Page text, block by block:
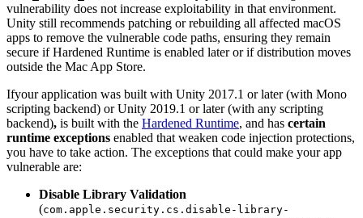
vulnerability does not increase exploitability in that environment.
Unity still recommends patching or rebuilding all affected macOS
apps to remove the vulnerable code paths, ensuring they remain
secure if Hardened Runtime is enabled later or if distribution moves
outside the Mac App Store.
Ifyour application was built with Unity 2017.1 or later (with Mono
scripting backend) or Unity 2019.1 or later (with any scripting
backend), is built with the Hardened Runtime, and has certain
runtime exceptions enabled that weaken code injection protections,
you have to take action. The exceptions that could make your app
vulnerable are:
Disable Library Validation
(com.apple.security.cs.disable-library-